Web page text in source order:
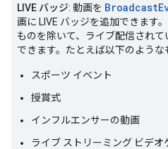
LIVE バッジ: 動画を
画に LIVE バッジを追加できます
ものを除いて、ライブ配信されて
できます。たとえば以下のような
スポーツ イベント
授賞式
インフルエンサーの動画
ライブ ストリーミング ビデオ